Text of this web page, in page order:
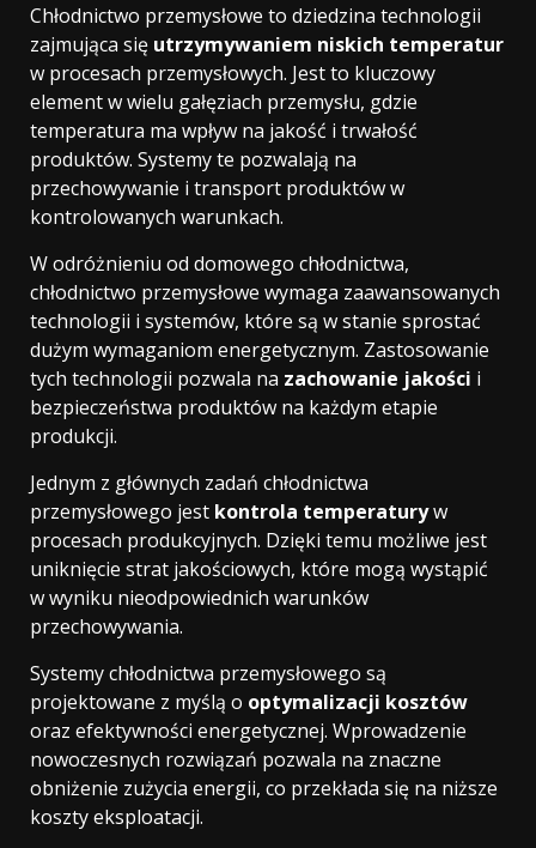
Chłodnictwo przemysłowe to dziedzina technologii
zajmująca się utrzymywaniem niskich temperatur
w procesach przemysłowych. Jest to kluczowy
element w wielu gałęziach przemysłu, gdzie
temperatura ma wpływ na jakość i trwałość
produktów. Systemy te pozwalają na
przechowywanie i transport produktów w
kontrolowanych warunkach.
W odróżnieniu od domowego chłodnictwa,
chłodnictwo przemysłowe wymaga zaawansowanych
technologii i systemów, które są w stanie sprostać
dużym wymaganiom energetycznym. Zastosowanie
tych technologii pozwala na zachowanie jakości i
bezpieczeństwa produktów na każdym etapie
produkcji.
Jednym z głównych zadań chłodnictwa
przemysłowego jest kontrola temperaturyw
procesach produkcyjnych. Dzięki temu możliwe jest
uniknięcie strat jakościowych, które mogą wystąpić
w wyniku nieodpowiednich warunków
przechowywania.
Systemy chłodnictwa przemysłowego są
projektowane z myślą o optymalizacji kosztów
oraz efektywności energetycznej. Wprowadzenie
nowoczesnych rozwiązań pozwala na znaczne
obniżenie zużycia energii, co przekłada się na niższe
koszty eksploatacji.